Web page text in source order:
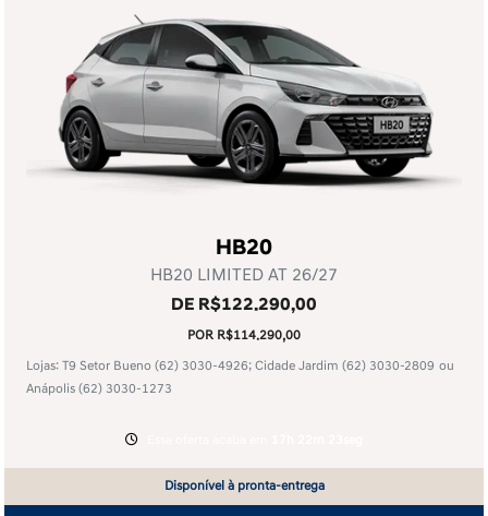
HB20
HB20 LIMITED AT 26/27
DE R$122.290,00
POR R$114.290,00
Lojas: T9 Setor Bueno (62) 3030-4926; Cidade Jardim (62) 3030-2809 ou
Anápolis (62) 3030-1273
Disponível à pronta-entrega